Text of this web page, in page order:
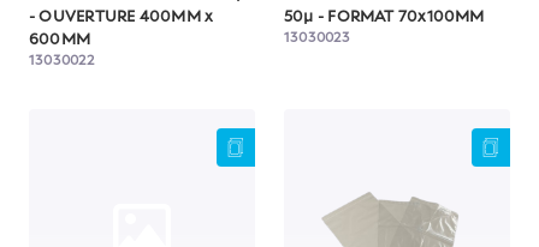
- OUVERTURE 400MM x
600MM
13030022
50µ - FORMAT 70x100MM
13030023